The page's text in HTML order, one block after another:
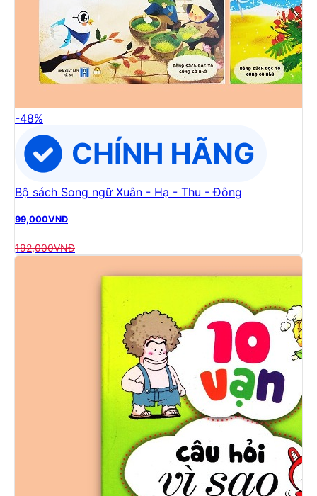
-48%
Bộ sách Song ngữ Xuân - Hạ - Thu - Đông
99,000VNĐ
192,000VNĐ